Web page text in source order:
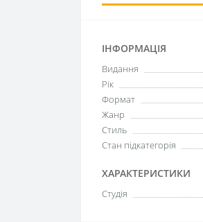
ІНФОРМАЦІЯ
Видання
Рік
Формат
Жанр
Стиль
Стан підкатегорія
ХАРАКТЕРИСТИКИ
Студія